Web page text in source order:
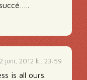
2 juni, 2012 kl. 23:59
is all ours.